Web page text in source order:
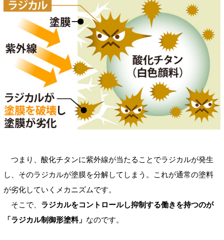
つまり、酸化チタンに紫外線が当たることでラジカルが発生
し、そのラジカルが塗膜を分解してしまう。これが通常の塗料
が劣化していくメカニズムです。
そこで、 ラジカルをコントロールし抑制する働きを持つのが
「ラジカル制御形塗料」 なのです。